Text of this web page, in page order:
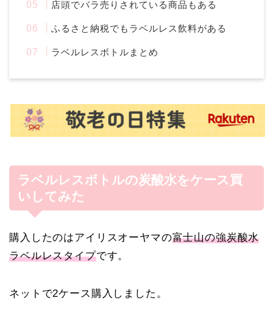
店頭でバラ売りされている商品もある
ふるさと納税でもラベルレス飲料がある
ラベルレスボトルまとめ
ラベルレスボトルの炭酸水をケース買
いしてみた
購入したのはアイリスオーヤマの富士山の強炭酸水
ラベルレスタイプです。
ネットで2ケース購入しました。